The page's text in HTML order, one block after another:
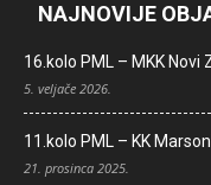
NAJNOVIJE
16.kolo PML – MKK Novi
5. veljače 2026.
11.kolo PML – KK
21. prosinca 2025.